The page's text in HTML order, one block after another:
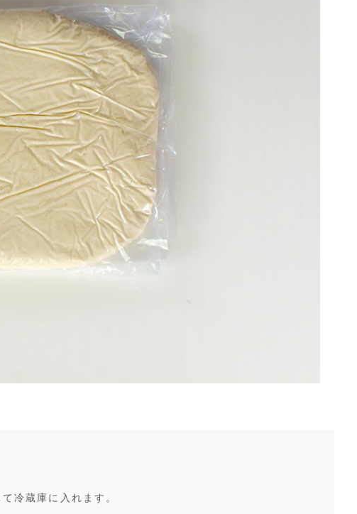
冷蔵庫に入れます。